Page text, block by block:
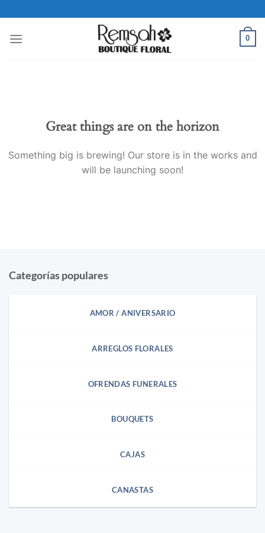
to
content
0
Great things are on the horizon
Something big is brewing! Our store is in the works and
will be launching soon!
Categorías populares
AMOR / ANIVERSARIO
ARREGLOS FLORALES
OFRENDAS FUNERALES
BOUQUETS
CAJAS
CANASTAS